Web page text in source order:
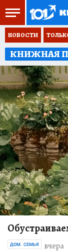
НОВОСТИ
КНИЖНАЯ
вчера
ДОМ. СЕМЬЯ